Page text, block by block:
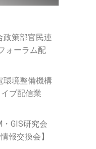
策部官民連
ォーラム配
境整備機構
ブ配信業
GIS研究会
報交換会】